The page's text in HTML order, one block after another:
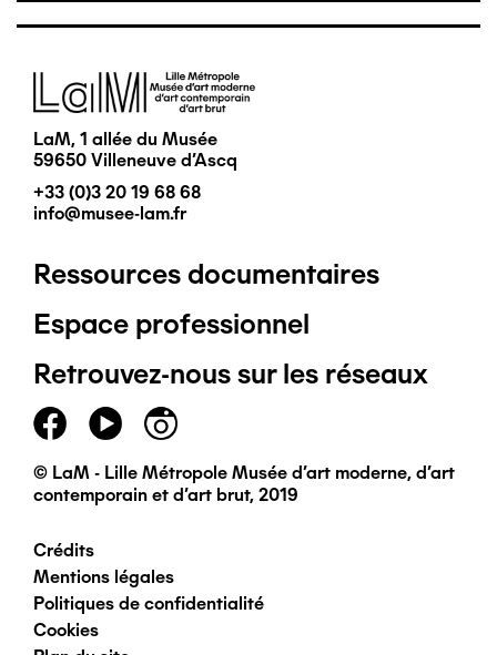
Image
LaM, 1 allée du Musée
59650 Villeneuve d'Ascq
+33 (0)3 20 19 68 68
info@musee-lam.fr
Pied
de
page
principal
Ressources documentaires
Espace professionnel
Retrouvez-nous sur les réseaux
© LaM - Lille Métropole Musée d'art moderne, d'art
contemporain et d'art brut, 2019
Pied
de
Crédits
Mentions légales
Politiques de confidentialité
Cookies